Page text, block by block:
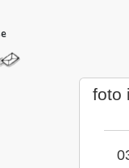
een
foto